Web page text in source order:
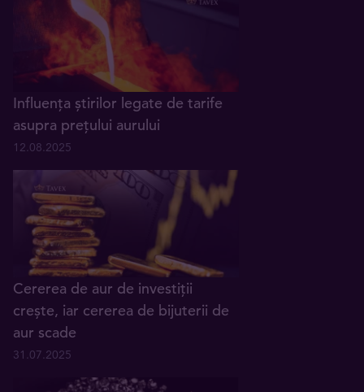
Influența știrilor legate de tarife
asupra prețului aurului
12.08.2025
Cererea de aur de investiții
crește, iar cererea de bijuterii de
aur scade
31.07.2025